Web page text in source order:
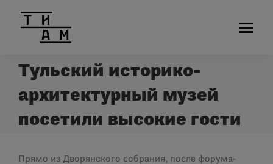
Тульский историко-
архитектурный музей
посетили высокие гости
Прямо из Дворянского собрания, после форума-